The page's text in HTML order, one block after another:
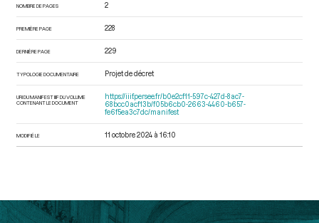
NOMBRE DE PAGES 2
PREMIÈRE PAGE 228
DERNIÈRE PAGE 229
TYPOLOGIE DOCUMENTAIRE Projet de décret
URI DU MANIFEST IIIF DU VOLUME
CONTENANT LE DOCUMENT
https://iiif.persee.fr/b0e2cf11-597c-427d-8ac7-
68bcc0acf13b/f05b6cb0-2663-4460-b657-
fe6f5ea3c7dc/manifest
MODIFIÉ LE 11 octobre 2024 à 16:10